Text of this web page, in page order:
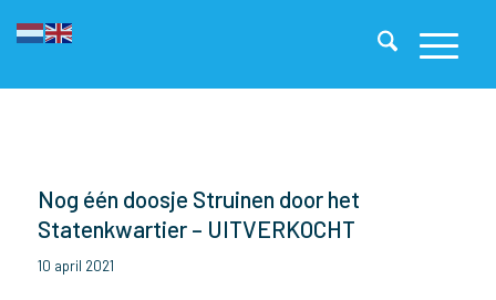
Nog één doosje Struinen door het
Statenkwartier – UITVERKOCHT
10 april 2021